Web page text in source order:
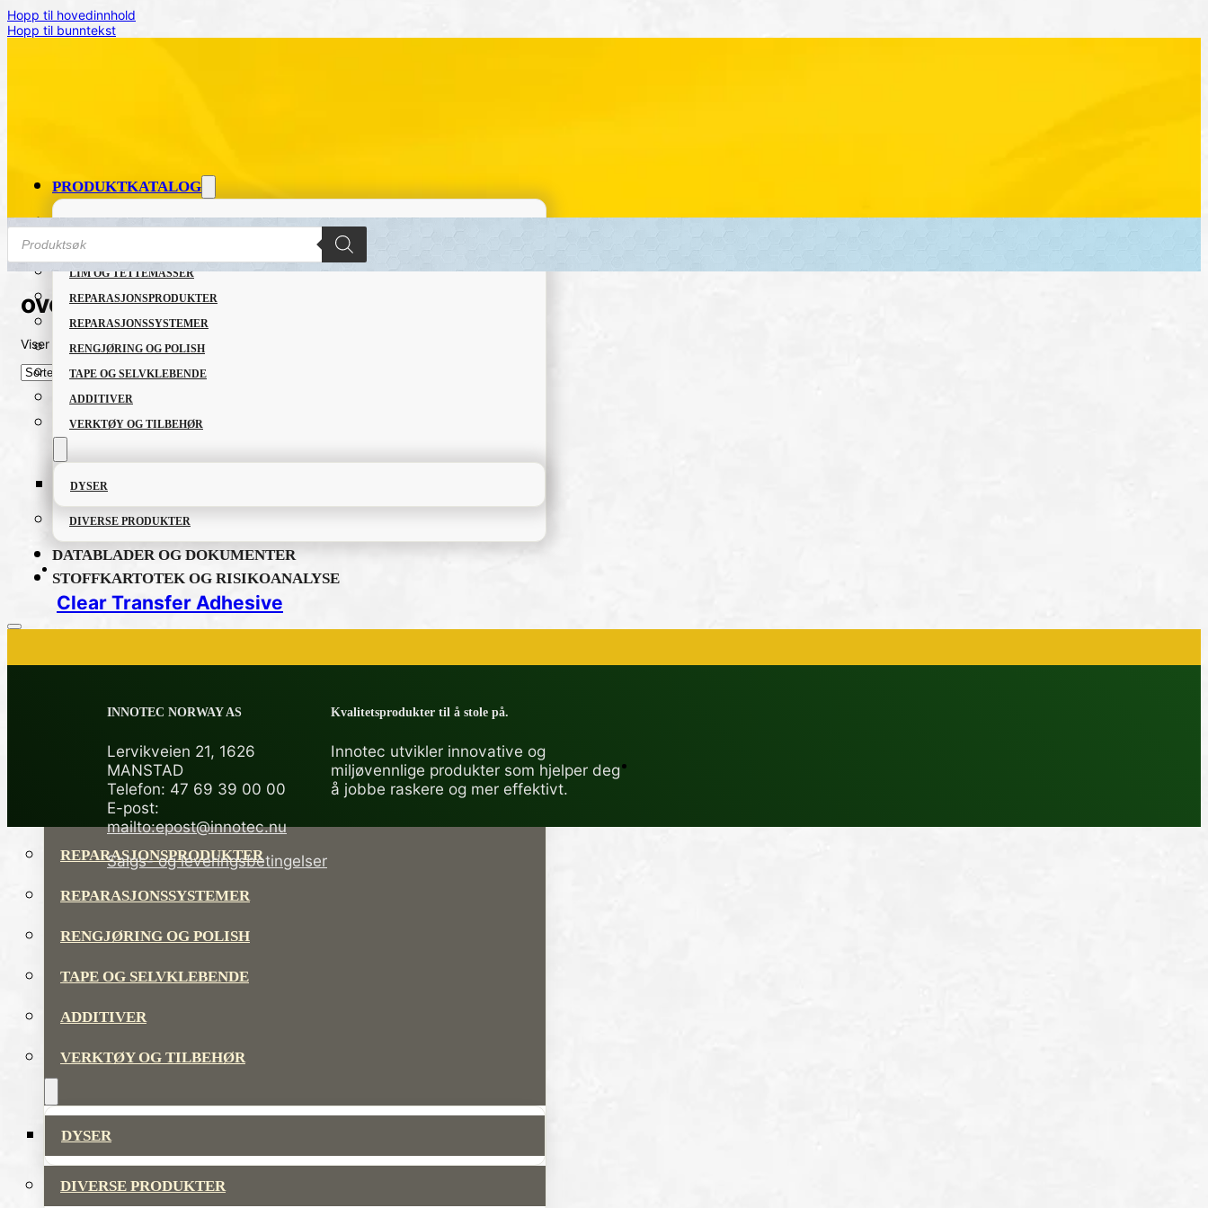
Hopp til hovedinnhold
Hopp til bunntekst
PRODUKTKATALOG
GRUNNING OG LAKK
LIM OG TETTEMASSER
REPARASJONSPRODUKTER
REPARASJONSSYSTEMER
RENGJØRING OG POLISH
TAPE OG SELVKLEBENDE
ADDITIVER
VERKTØY OG TILBEHØR
DYSER
DIVERSE PRODUKTER
DATABLADER OG DOKUMENTER
STOFFKARTOTEK OG RISIKOANALYSE
GRUNNING OG LAKK
LIM OG TETTEMASSER
REPARASJONSPRODUKTER
REPARASJONSSYSTEMER
RENGJØRING OG POLISH
TAPE OG SELVKLEBENDE
ADDITIVER
VERKTØY OG TILBEHØR
DYSER
DIVERSE PRODUKTER
Products
search
overf?ringslim
Viser det ene resultatet
Clear Transfer Adhesive
INNOTEC NORWAY AS
Lervikveien 21, 1626
MANSTAD
Telefon: 47 69 39 00 00
E-post:
mailto:epost@innotec.nu
Salgs- og leveringsbetingelser
Kvalitetsprodukter til å stole på.
Innotec utvikler innovative og
miljøvennlige produkter som hjelper deg
å jobbe raskere og mer effektivt.